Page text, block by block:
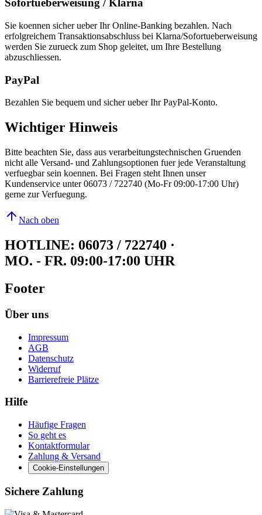
Sofortueberweisung / Klarna
Sie koennen sicher ueber Ihr Online-Banking bezahlen. Nach
erfolgreichem Transaktionsabschluss bei Klarna/Sofortueberweisung
werden Sie zurueck zum Shop geleitet, um Ihre Bestellung
abzuschliessen.
PayPal
Bezahlen Sie bequem und sicher ueber Ihr PayPal-Konto.
Wichtiger Hinweis
Bitte beachten Sie, dass aus verarbeitungstechnischen Gruenden
nicht alle Versand- und Zahlungsoptionen fuer jede Veranstaltung
verfuegbar sein koennen. Bei Fragen steht Ihnen unser
Kundenservice unter 06073 / 722740 (Mo-Fr 09:00-17:00 Uhr)
gerne zur Verfuegung.
Nach oben
HOTLINE: 06073 / 722740 ·
MO. - FR. 09:00-17:00 UHR
Footer
Über uns
Impressum
AGB
Datenschutz
Widerruf
Barrierefreie Plätze
Hilfe
Häufige Fragen
So geht es
Kontaktformular
Zahlung & Versand
Cookie-Einstellungen
Sichere Zahlung